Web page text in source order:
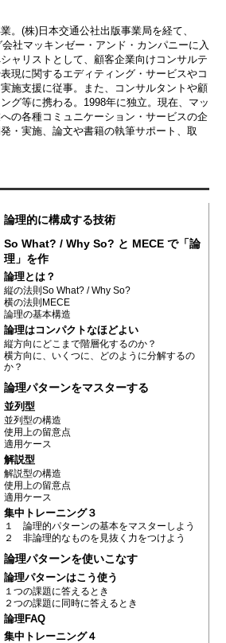
。(株)日本交通公社出版事業局を経て、
社マッキンゼー・アンド・カンパニーに入
ャリストとして、顧客企業向けコンサルテ
現に関するエディティング・サービスやコ
施支援に従事。また、コンサルタントや顧
グ等に携わる。1998年に独立。現在、マッ
の各種コミュニケーション・サービスの企
・実施、論文や書籍の執筆サポート、取
論理的に構成する技術
So What? / Why So? と MECE で「論
理」を作
論理とは？
縦の法則So What? / Why So?
横の法則MECE
論理の基本構造
論理はコンパクトなほどよい
縦方向にどこまで階層化するのか？
横方向に、いくつに、どのように分解するの
か？
論理パターンをマスターする
並列型
並列型の構造
使用上の留意点
適用ケース
解説型
解説型の構造
使用上の留意点
適用ケース
集中トレーニング３
１ 論理的パターンの基本をマスターしよう
２ 非論理的なものを見抜く力をつけよう
論理パターンを使いこなす
論理パターンはこう使う
１つの課題に答えるとき
２つの課題に同時に答えるとき
論理FAQ
集中トレーニング４